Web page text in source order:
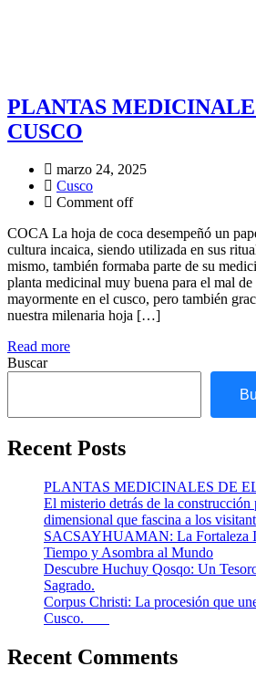
PLANTAS
CUSCO
marzo 24, 2025
Cusco
Comment off
COCA La hoja de coca desempeñó un
cultura incaica, siendo utilizada en sus
mismo, también formaba parte de su
planta medicinal muy buena para el mal
mayormente en el cusco, pero también
nuestra milenaria hoja […]
Read more
Buscar
Recent Posts
PLANTAS MEDICINALES DE
El misterio detrás de la
dimensional que fascina a los
SACSAYHUAMAN: La Fortaleza
Tiempo y Asombra al Mundo
Descubre Huchuy Qosqo: Un
Sagrado.
Corpus Christi: La procesión que
Cusco.
Recent Comments